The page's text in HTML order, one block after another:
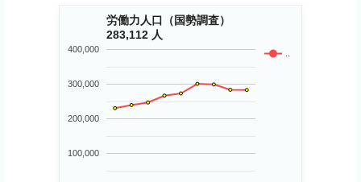
労働力人口（国勢調査）
283,112 人
..
100,000
200,000
300,000
400,000